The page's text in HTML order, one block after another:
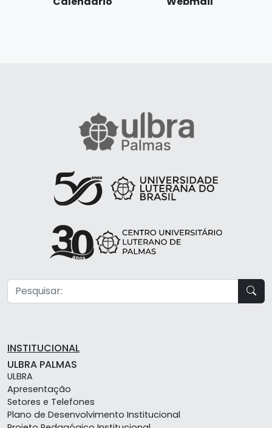
INSTITUCIONAL
ULBRA PALMAS
ULBRA
Apresentação
Setores e Telefones
Plano de Desenvolvimento Institucional